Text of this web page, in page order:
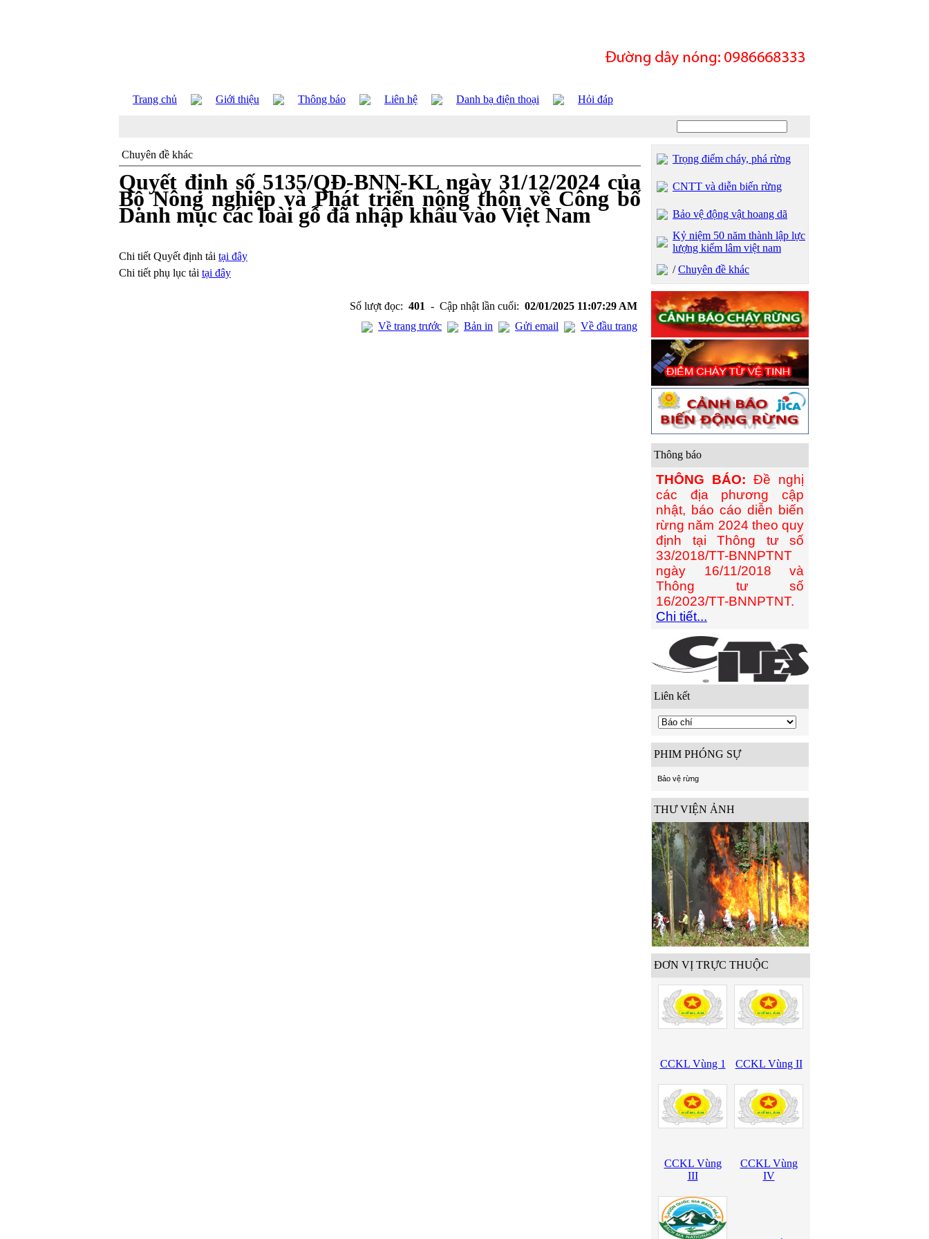
Trang chủ Giới thiệu Thông báo Liên hệ Danh bạ điện thoại Hỏi đáp
Chuyên đề khác
Quyết định số 5135/QĐ-BNN-KL ngày 31/12/2024 của
Bộ Nông nghiệp và Phát triển nông thôn về Công bố
Danh mục các loài gỗ đã nhập khẩu vào Việt Nam
Chi tiết Quyết định tải tại đây
Chi tiết phụ lục tải tại đây
Số lượt đọc: 401 - Cập nhật lần cuối: 02/01/2025 11:07:29 AM
Về trang trước
Bản in Gửi email Về đầu trang
Trọng điểm cháy, phá rừng
CNTT và diễn biến rừng
Bảo vệ động vật hoang dã
Kỷ niệm 50 năm thành lập lực
lượng kiểm lâm việt nam
/Chuyên đề khác
Thông báo
THÔNG BÁO: Đề nghị
các địa phương cập
nhật, báo cáo diễn biến
rừng năm 2024 theo quy
định tại Thông tư số
33/2018/TT-BNNPTNT
ngày 16/11/2018 và
Thông tư số
16/2023/TT-BNNPTNT.
Chi tiết...
Liên kết
PHIM PHÓNG SỰ
Bảo vệ rừng
THƯ VIỆN ẢNH
ĐƠN VỊ TRỰC THUỘC
CCKL Vùng 1 CCKL Vùng II
CCKL Vùng
III
CCKL Vùng
IV